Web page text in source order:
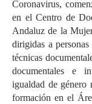
Coronavirus,
en el Centro de
Andaluz de la
dirigidas a
técnicas
documentales e
igualdad de género
formación en el